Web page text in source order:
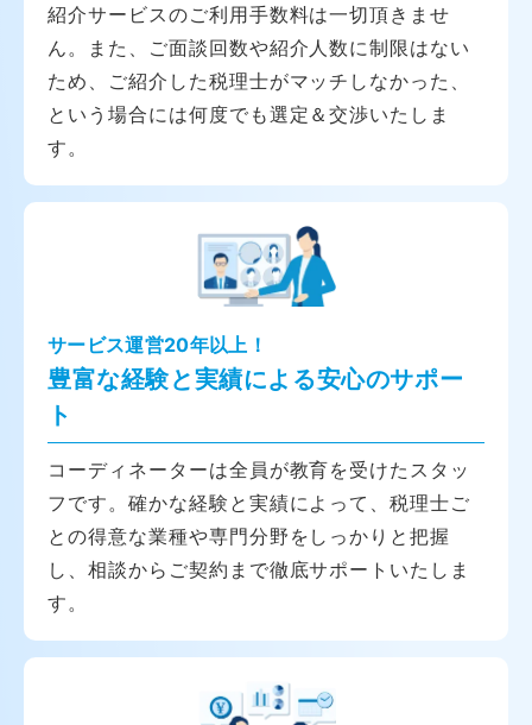
紹介サービスのご利用手数料は一切頂きませ
ん。また、ご面談回数や紹介人数に制限はない
ため、ご紹介した税理士がマッチしなかった、
という場合には何度でも選定＆交渉いたしま
す。
サービス運営20年以上！
豊富な経験と実績による安心のサポー
ト
コーディネーターは全員が教育を受けたスタッ
フです。確かな経験と実績によって、税理士ご
との得意な業種や専門分野をしっかりと把握
し、相談からご契約まで徹底サポートいたしま
す。